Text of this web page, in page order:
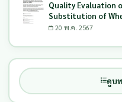
Quality Evaluation
Substitution of
(Glycine Max L.) Okara
20 พ.ค. 2567
ดูบ